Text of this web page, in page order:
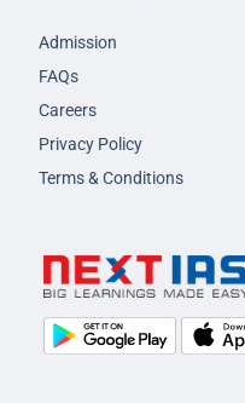
Admission
FAQs
Careers
Privacy Policy
Terms & Conditions